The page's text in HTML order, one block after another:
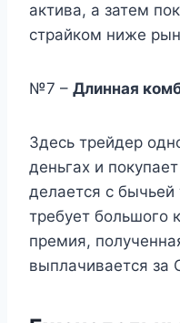
актива, а затем
страйком ниже
№7 – Длинная
Здесь трейдер
деньгах и
делается с бычьей
требует большого
премия,
выплачивается за